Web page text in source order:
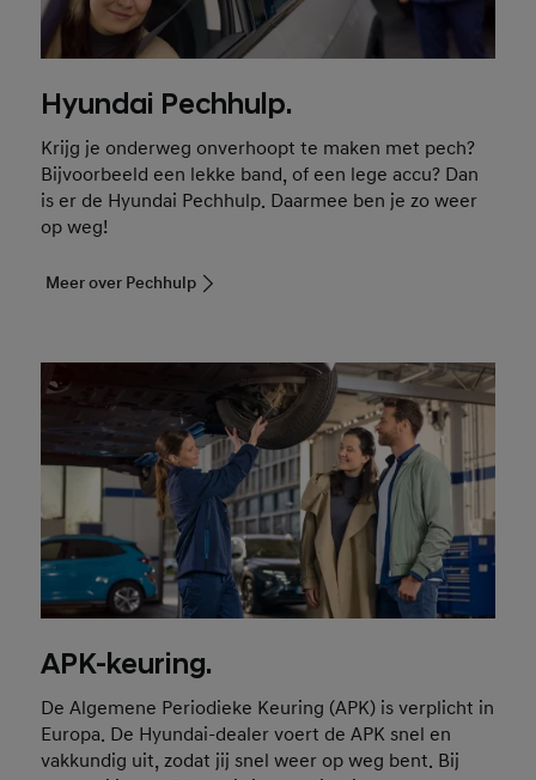
Hyundai Pechhulp.
Krijg je onderweg onverhoopt te maken met pech?
Bijvoorbeeld een lekke band, of een lege accu? Dan
is er de Hyundai Pechhulp. Daarmee ben je zo weer
op weg!
Meer over Pechhulp
APK-keuring.
De Algemene Periodieke Keuring (APK) is verplicht in
Europa. De Hyundai-dealer voert de APK snel en
vakkundig uit, zodat jij snel weer op weg bent. Bij